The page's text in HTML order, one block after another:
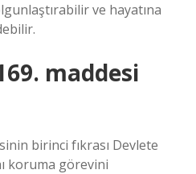
ve hayatına
maddesi
birinci fıkrası Devlete
koruma görevini